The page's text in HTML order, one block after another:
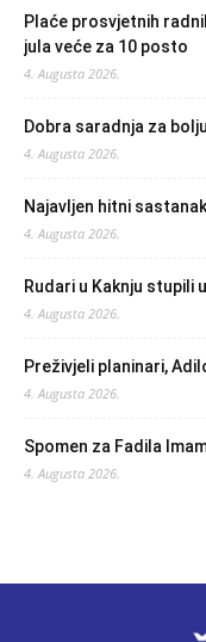
Plaće prosvjetnih
jula veće za 10 posto
4. Augusta 2026.
Dobra saradnja za
4. Augusta 2026.
Najavljen hitni
4. Augusta 2026.
Rudari u Kaknju stupili
4. Augusta 2026.
Preživjeli planinari,
4. Augusta 2026.
Spomen za Fadila
4. Augusta 2026.